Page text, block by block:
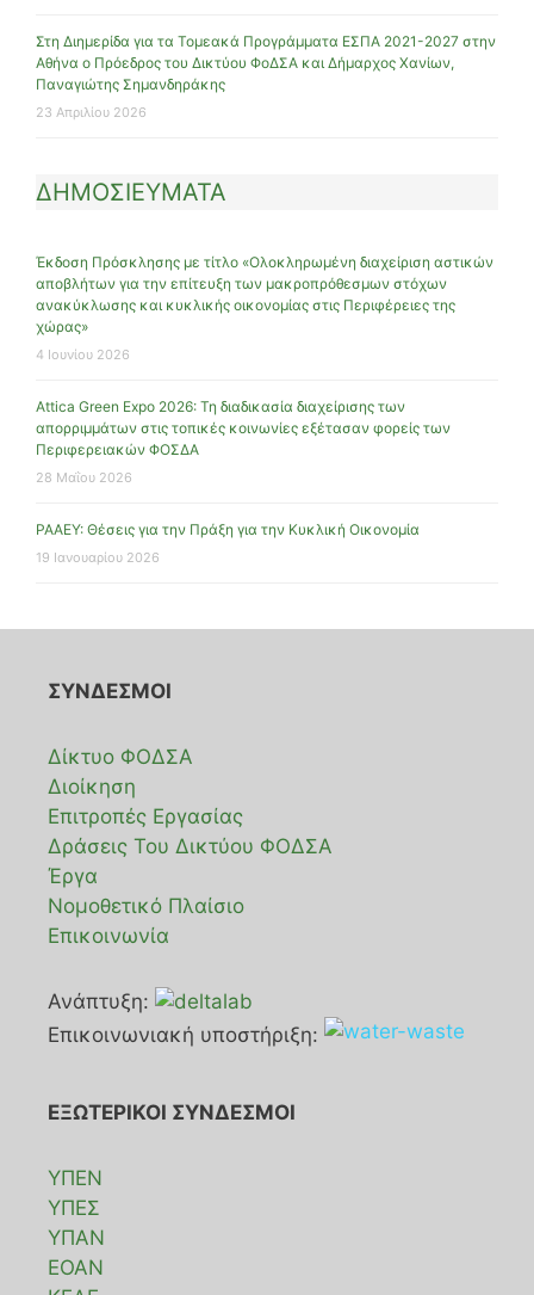
Στη Διημερίδα για τα Τομεακά Προγράμματα ΕΣΠΑ 2021-2027 στην
Αθήνα ο Πρόεδρος του Δικτύου ΦοΔΣΑ και Δήμαρχος Χανίων,
Παναγιώτης Σημανδηράκης
23 Απριλίου 2026
ΔΗΜΟΣΙΕΥΜΑΤΑ
Έκδοση Πρόσκλησης με τίτλο «Ολοκληρωμένη διαχείριση αστικών
αποβλήτων για την επίτευξη των μακροπρόθεσμων στόχων
ανακύκλωσης και κυκλικής οικονομίας στις Περιφέρειες της
χώρας»
4 Ιουνίου 2026
Attica Green Expo 2026: Τη διαδικασία διαχείρισης των
απορριμμάτων στις τοπικές κοινωνίες εξέτασαν φορείς των
Περιφερειακών ΦΟΣΔΑ
28 Μαΐου 2026
ΡΑΑΕΥ: Θέσεις για την Πράξη για την Κυκλική Οικονομία
19 Ιανουαρίου 2026
ΣΥΝΔΕΣΜΟΙ
Δίκτυο ΦΟΔΣΑ
Διοίκηση
Επιτροπές Εργασίας
Δράσεις Του Δικτύου ΦΟΔΣΑ
Έργα
Νομοθετικό Πλαίσιο
Επικοινωνία
Ανάπτυξη:
Επικοινωνιακή υποστήριξη:
ΕΞΩΤΕΡΙΚΟΙ ΣΥΝΔΕΣΜΟΙ
ΥΠΕΝ
ΥΠΕΣ
ΥΠΑΝ
ΕΟΑΝ